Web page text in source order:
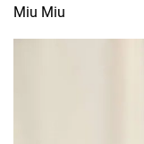
Miu Miu